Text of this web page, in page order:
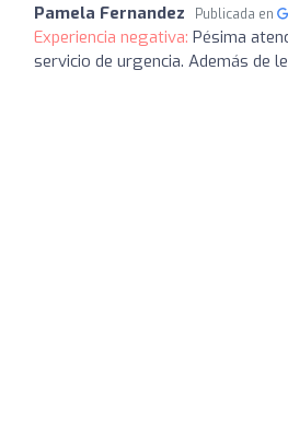
Pamela Fernandez Publicada en
Experiencia negativa: Pésima
servicio de urgencia. Además de